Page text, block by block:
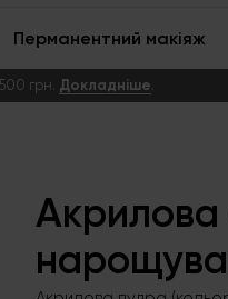
Перманентний макіяж
грн. Докладніше.
Акрилова